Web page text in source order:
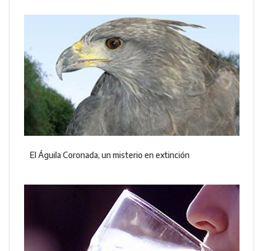
El Águila Coronada, un misterio en extinción